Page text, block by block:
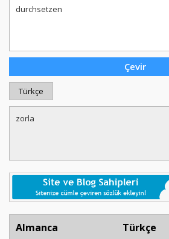
Türkçe
Almanca Türkçe